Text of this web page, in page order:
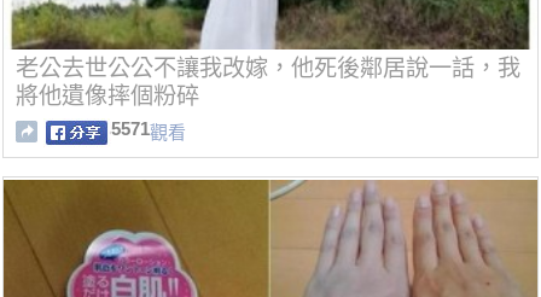
老公去世公公不讓我改嫁，他死後鄰居說一話，我
將他遺像摔個粉碎
5571觀看